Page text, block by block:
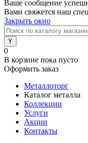
Ваше сообщение
Вами свяжется наш
Закрыть окно
0
В корзине пока пусто
Оформить заказ
Металлоторг
Каталог металла
Коллекции
Услуги
Акции
Контакты